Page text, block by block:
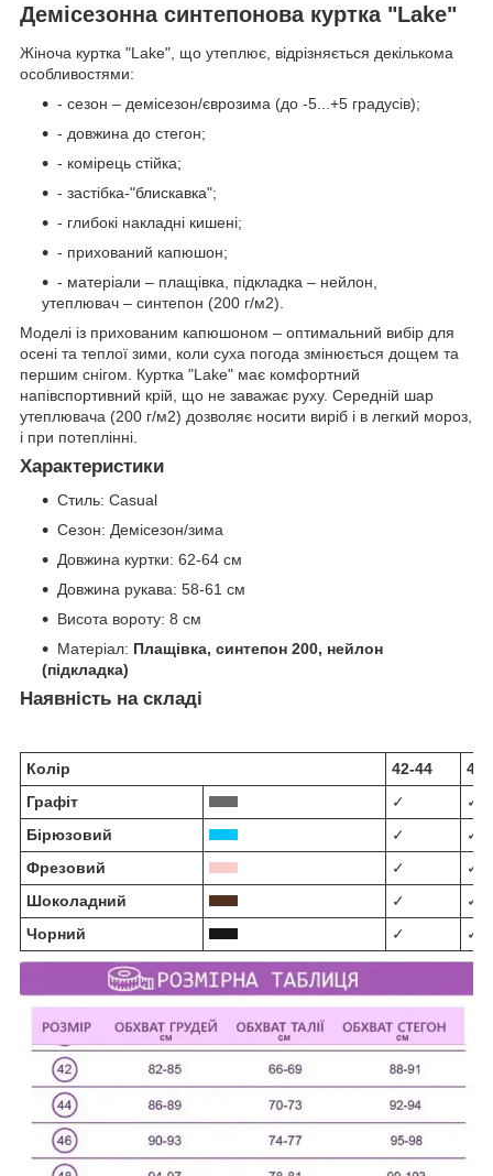
Демісезонна синтепонова куртка "Lake"
Жіноча куртка "Lake", що утеплює, відрізняється декількома
особливостями:
- сезон – демісезон/єврозима (до -5...+5 градусів);
- довжина до стегон;
- комірець стійка;
- застібка-"блискавка";
- глибокі накладні кишені;
- прихований капюшон;
- матеріали – плащівка, підкладка – нейлон,
утеплювач – синтепон (200 г/м2).
Моделі із прихованим капюшоном – оптимальний вибір для
осені та теплої зими, коли суха погода змінюється дощем та
першим снігом. Куртка "Lake" має комфортний
напівспортивний крій, що не заважає руху. Середній шар
утеплювача (200 г/м2) дозволяє носити виріб і в легкий мороз,
і при потеплінні.
Характеристики
Стиль: Casual
Сезон: Демісезон/зима
Довжина куртки: 62-64 см
Довжина рукава: 58-61 см
Висота вороту: 8 см
Матеріал: Плащівка, синтепон 200, нейлон
(підкладка)
Наявність на складі
Колір 42-44
46-
Графіт
✓
✓
Бірюзовий
✓
✓
Фрезовий
✓
✓
Шоколадний
✓
✓
Чорний
✓ ✓